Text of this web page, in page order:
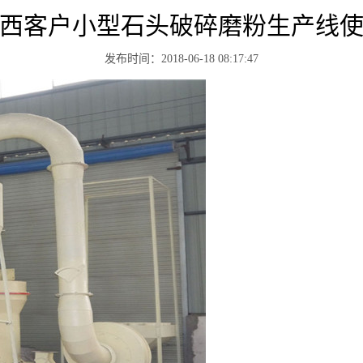
客户小型石头破碎磨粉生产线
发布时间：2018-06-18 08:17:47